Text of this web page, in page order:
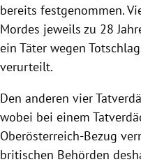
bereits festgenommen.
Mordes jeweils zu 28
ein Täter wegen
verurteilt.
Den anderen vier
wobei bei einem
Oberösterreich-Bezug
britischen Behörden